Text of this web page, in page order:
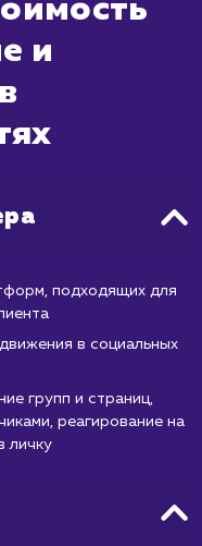
и
работа
в
видеть
месяцев до
что
от
платформы.